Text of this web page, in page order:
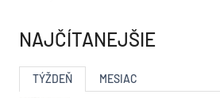
NAJČÍTANEJŠIE
TÝŽDEŇ MESIAC